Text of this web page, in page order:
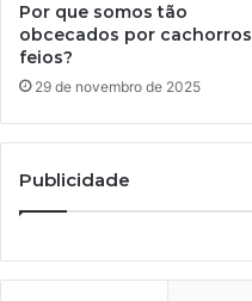
Por que somos tão
obcecados por cachorros
feios?
29 de novembro de 2025
Publicidade